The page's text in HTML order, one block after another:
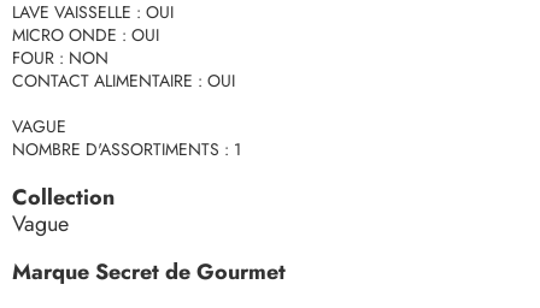
LAVE VAISSELLE : OUI
MICRO ONDE : OUI
FOUR : NON
CONTACT ALIMENTAIRE : OUI
VAGUE
NOMBRE D'ASSORTIMENTS : 1
Collection
Vague
Marque Secret de Gourmet